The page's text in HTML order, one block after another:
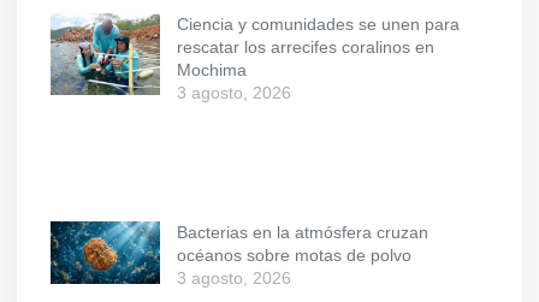
Ciencia y comunidades se unen para
rescatar los arrecifes coralinos en
Mochima
3 agosto, 2026
Bacterias en la atmósfera cruzan
océanos sobre motas de polvo
3 agosto, 2026